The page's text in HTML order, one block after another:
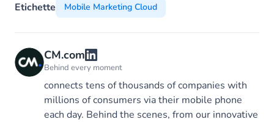
Etichette Mobile Marketing Cloud
CM.com
Behind every moment
connects tens of thousands of companies with
millions of consumers via their mobile phone
each day. Behind the scenes, from our innovative